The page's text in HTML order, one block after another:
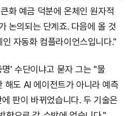
화 예금 덕분에 온체인 원자적
의되는 단계죠. 다음에 올 것
자동화 컴플라이언스입니다."
' 수단이냐고 묻자 그는 "물
해도 AI 에이전트가 아니라 예측
판이 바뀌었습니다. 두 기술은